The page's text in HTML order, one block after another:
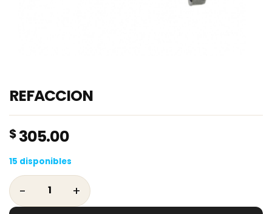
REFACCION
$305.00
15 disponibles
REFACCION cantidad